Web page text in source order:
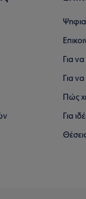
Για
Για να
Πώς
Για